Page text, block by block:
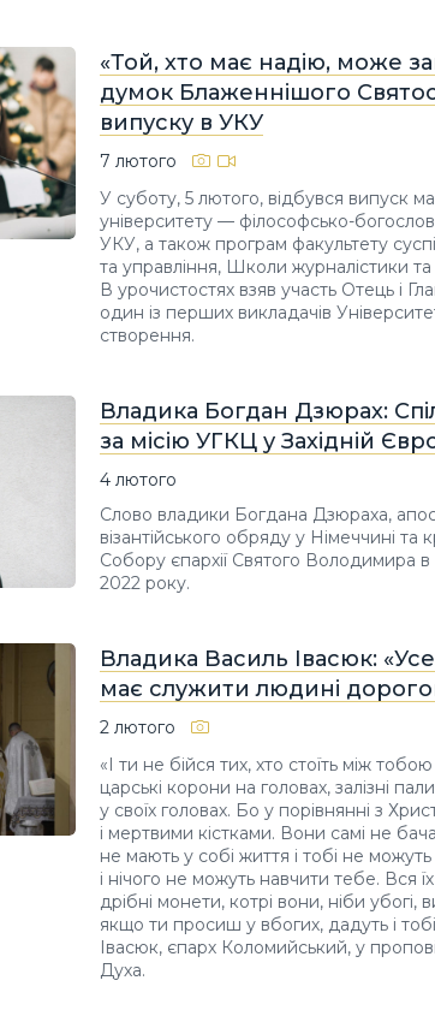
«Той, хто має надію, може
думок Блаженнішого
випуску в УКУ
7 лютого
У суботу, 5 лютого, відбувся випуск
університету — філософсько-
УКУ, а також програм факультету
та управління, Школи журналістики
В урочистостях взяв участь Отець і
один із перших викладачів
створення.
Владика Богдан Дзюрах:
за місію УГКЦ у Західній
4 лютого
Слово владики Богдана Дзюраха,
візантійського обряду у Німеччині та
Собору єпархії Святого Володимира
2022 року.
Владика Василь Івасюк:
має служити людині
2 лютого
«І ти не бійся тих, хто стоїть між
царські корони на головах, залізні
у своїх головах. Бо у порівнянні з
і мертвими кістками. Вони самі не
не мають у собі життя і тобі не
і нічого не можуть навчити тебе. Вся
дрібні монети, котрі вони, ніби
якщо ти просиш у вбогих, дадуть і
Івасюк, єпарх Коломийський, у
Духа.